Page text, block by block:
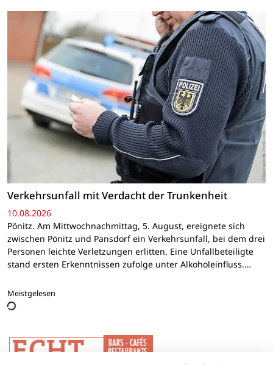
Verkehrsunfall mit Verdacht der Trunkenheit
10.08.2026
Pönitz. Am Mittwochnachmittag, 5. August, ereignete sich
zwischen Pönitz und Pansdorf ein Verkehrsunfall, bei dem drei
Personen leichte Verletzungen erlitten. Eine Unfallbeteiligte
stand ersten Erkenntnissen zufolge unter Alkoholeinfluss.…
Meistgelesen